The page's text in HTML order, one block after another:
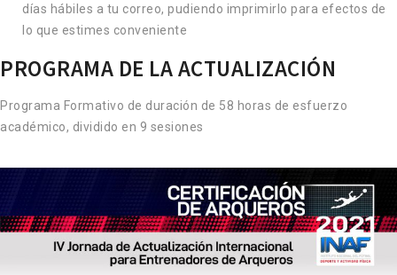
días hábiles a tu correo, pudiendo imprimirlo para efectos de
lo que estimes conveniente
PROGRAMA DE LA ACTUALIZACIÓN
Programa Formativo de duración de 58 horas de esfuerzo
académico, dividido en 9 sesiones